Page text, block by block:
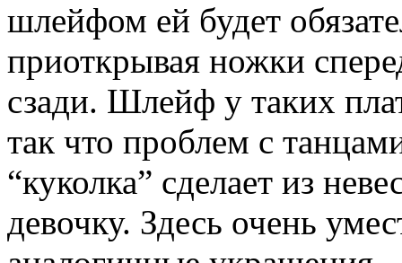
шлейфом ей будет
приоткрывая ножки
сзади. Шлейф у таких
так что проблем с
“куколка” сделает из
девочку. Здесь очень